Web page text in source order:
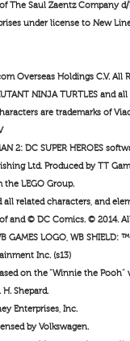
The Saul Zaentz Company
under license to New
Overseas Holdings C.V. All
NINJA TURTLES and
are trademarks of
2: DC SUPER HEROES
Ltd. Produced by TT
the LEGO Group.
all related characters, and
and © DC Comics. © 2014.
GAMES LOGO, WB SHIELD:
Inc. (s13)
on the “Winnie the Pooh”
Shepard.
Enterprises, Inc.
by Volkswagen.